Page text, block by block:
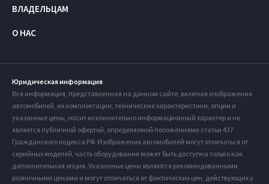
ВЛАДЕЛЬЦАМ
О НАС
Юридическая информация
Вся информация, представленная на данном сайте, включая изображения
автомобилей, их комплектации, технические характеристики, опции и
указанные цены, носит исключительно информационный характер и не
является публичной офертой, определяемой положениями статьи 437
Гражданского кодекса РФ. Изображения автомобилей могут отличаться от
серийных моделей, часть оборудования может быть доступна только как
дополнительная опция. Указанные цены являются рекомендованными
розничными ценами и могут отличаться от фактических цен, действующих у